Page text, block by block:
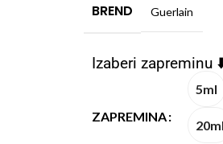
BREND Guerlain
Izaberi zapreminu
ZAPREMINA
5ml
20ml